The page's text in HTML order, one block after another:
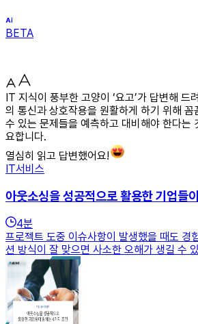
BETA
IT 지식이 풍부한 고양이 ‘요고’가 답변해
의 통신과 상호작용을 원활하게 하기 위해
수 있는 문제들을 예측하고 대비해야 한다는
요합니다.
열심히 읽고 답변했어요!
IT서비스
아웃소싱을 성공적으로 활용한 기업들
4분
프로젝트 도중 이슈사항이 발생했을 때도 경
션 방식이 잘 맞으면 사소한 오해가 생길 수